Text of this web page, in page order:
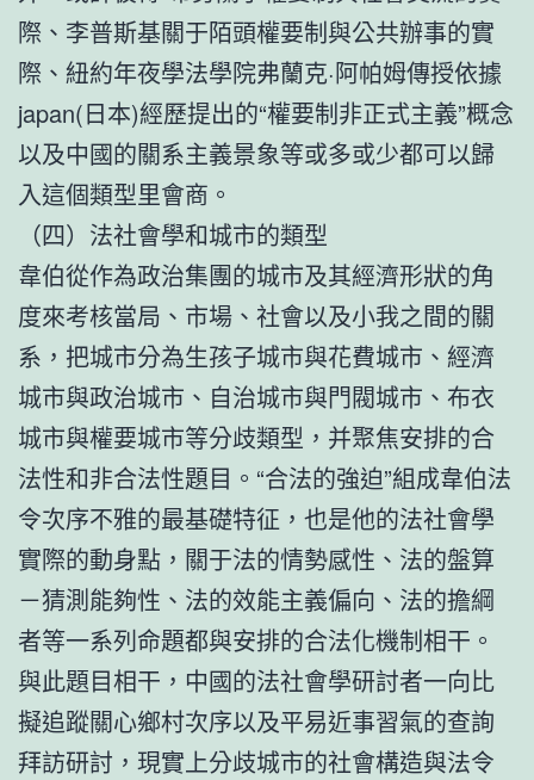
際、李普斯基關于陌頭權要制與公共辦事的實
際、紐約年夜學法學院弗蘭克·阿帕姆傳授依據
japan(日本)經歷提出的“權要制非正式主義”概念
以及中國的關系主義景象等或多或少都可以歸
入這個類型里會商。
（四）法社會學和城市的類型
韋伯從作為政治集團的城市及其經濟形狀的角
度來考核當局、市場、社會以及小我之間的關
系，把城市分為生孩子城市與花費城市、經濟
城市與政治城市、自治城市與門閥城市、布衣
城市與權要城市等分歧類型，并聚焦安排的合
法性和非合法性題目。“合法的強迫”組成韋伯法
令次序不雅的最基礎特征，也是他的法社會學
實際的動身點，關于法的情勢感性、法的盤算
－猜測能夠性、法的效能主義偏向、法的擔綱
者等一系列命題都與安排的合法化機制相干。
與此題目相干，中國的法社會學研討者一向比
擬追蹤關心鄉村次序以及平易近事習氣的查詢
拜訪研討，現實上分歧城市的社會構造與法令